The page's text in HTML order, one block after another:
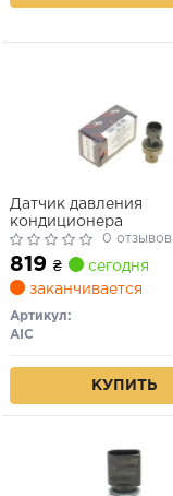
Датчик давления
кондиционера
0 отзывов
819 ₴
сегодня
заканчивается
Артикул:
AIC
КУПИТЬ